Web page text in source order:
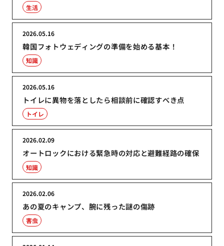
生活
韓国フォトウェディングの準備を始める基本！
2026.05.16
知識
トイレに異物を落としたら相談前に確認すべき点
2026.05.16
トイレ
オートロックにおける緊急時の対応と避難経路の確保
2026.02.09
知識
あの夏のキャンプ、腕に残った謎の傷跡
2026.02.06
害虫